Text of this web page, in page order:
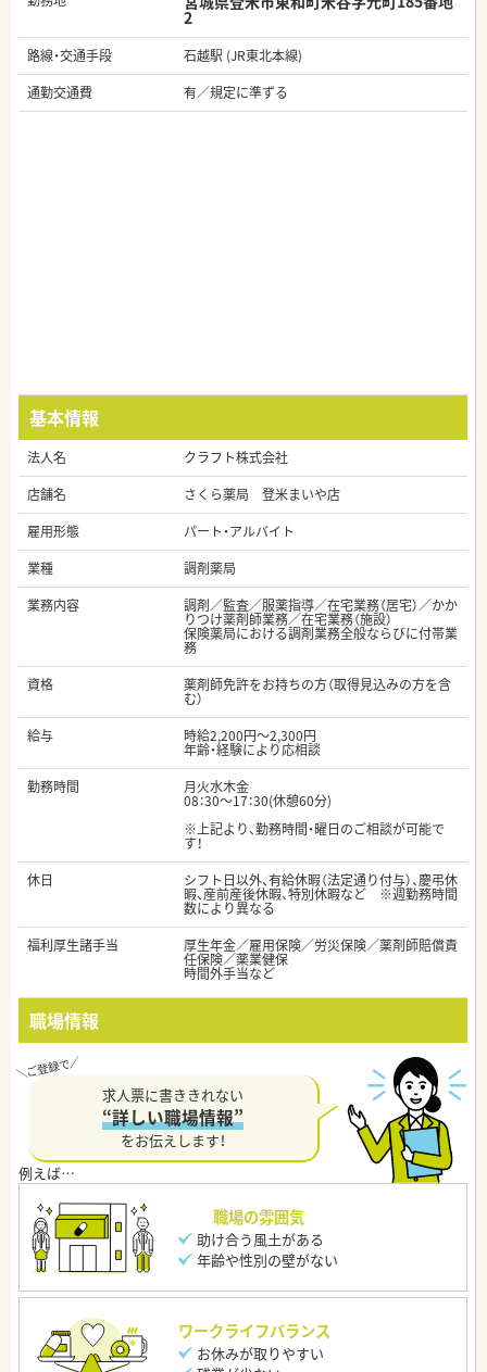
2
路線・交通手段
石越駅 (JR東北本線)
通勤交通費
有／規定に準ずる
基本情報
法人名
クラフト株式会社
店舗名
さくら薬局 登米まいや店
雇用形態
パート・アルバイト
業種
調剤薬局
業務内容
調剤／監査／服薬指導／在宅業務（居宅）／かか
りつけ薬剤師業務／在宅業務（施設）
保険薬局における調剤業務全般ならびに付帯業
務
資格
薬剤師免許をお持ちの方（取得見込みの方を含
む）
給与
時給2,200円～2,300円
年齢・経験により応相談
勤務時間
月火水木金
08：30～17：30(休憩60分)
※上記より、勤務時間・曜日のご相談が可能で
す！
休日
シフト日以外、有給休暇（法定通り付与）、慶弔休
暇、産前産後休暇、特別休暇など ※週勤務時間
数により異なる
福利厚生諸手当
厚生年金／雇用保険／労災保険／薬剤師賠償責
任保険／薬業健保
時間外手当など
職場情報
求人票に書ききれない
“詳しい職場情報”
をお伝えします！
職場の雰囲気
助け合う風土がある
年齢や性別の壁がない
ワークライフバランス
お休みが取りやすい